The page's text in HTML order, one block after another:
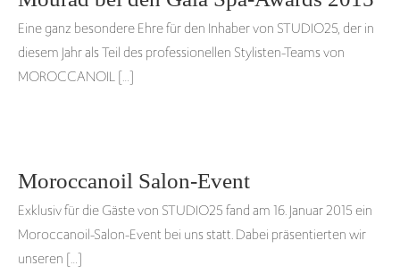
Eine ganz besondere Ehre für den Inhaber von STUDIO25, der in
diesem Jahr als Teil des professionellen Stylisten-Teams von
MOROCCANOIL […]
Moroccanoil Salon-Event
Exklusiv für die Gäste von STUDIO25 fand am 16. Januar 2015 ein
Moroccanoil-Salon-Event bei uns statt. Dabei präsentierten wir
unseren […]